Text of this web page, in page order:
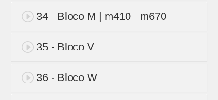
34 - Bloco M | m410 - m670
35 - Bloco V
36 - Bloco W